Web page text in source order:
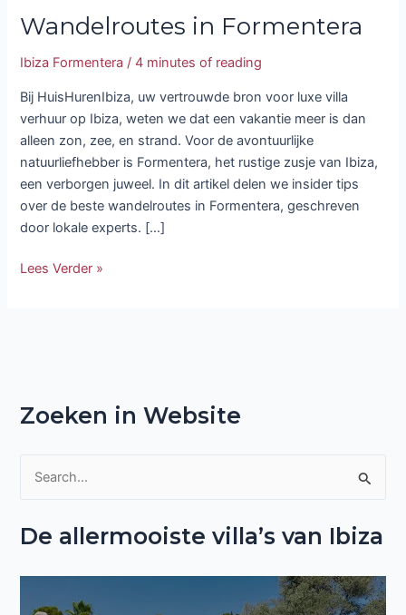
Wandelroutes in Formentera
Ibiza Formentera /4 minutes of reading
Bij HuisHurenIbiza, uw vertrouwde bron voor luxe villa
verhuur op Ibiza, weten we dat een vakantie meer is dan
alleen zon, zee, en strand. Voor de avontuurlijke
natuurliefhebber is Formentera, het rustige zusje van Ibiza,
een verborgen juweel. In dit artikel delen we insider tips
over de beste wandelroutes in Formentera, geschreven
door lokale experts. […]
Lees Verder »
Zoeken in Website
e
De allermooiste villa’s van Ibiza